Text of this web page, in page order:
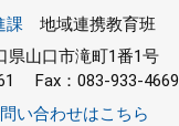
課
地域連携教育班
県山口市滝町1番1号
Fax：083-933-4669
い合わせはこちら